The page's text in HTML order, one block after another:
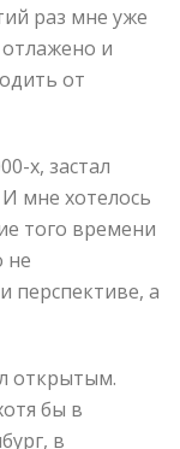
раз мне уже
и
от
х, застал
мне хотелось
того времени
не
перспективе, а
открытым.
бы в
в